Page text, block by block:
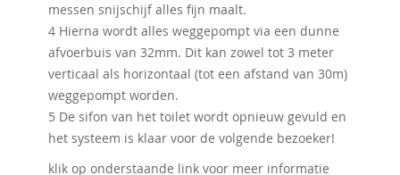
messen snijschijf alles fijn maalt.
4 Hierna wordt alles weggepompt via een dunne
afvoerbuis van 32mm. Dit kan zowel tot 3 meter
verticaal als horizontaal (tot een afstand van 30m)
weggepompt worden.
5 De sifon van het toilet wordt opnieuw gevuld en
het systeem is klaar voor de volgende bezoeker!
klik op onderstaande link voor meer informatie